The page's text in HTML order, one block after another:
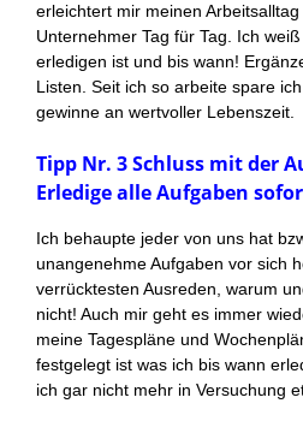
erleichtert mir meinen Arbeitsalltag
Unternehmer Tag für Tag. Ich
erledigen ist und bis wann!
Listen. Seit ich so arbeite spare
gewinne an wertvoller Lebenszeit.
Tipp Nr. 3 Schluss mit der
Erledige alle Aufgaben
Ich behaupte jeder von uns hat
unangenehme Aufgaben vor sich
verrücktesten Ausreden, warum
nicht! Auch mir geht es immer
meine Tagespläne und
festgelegt ist was ich bis wann
ich gar nicht mehr in Versuchung